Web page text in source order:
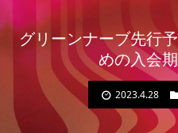
グリーンナーブ先行
めの入会
2023.4.28